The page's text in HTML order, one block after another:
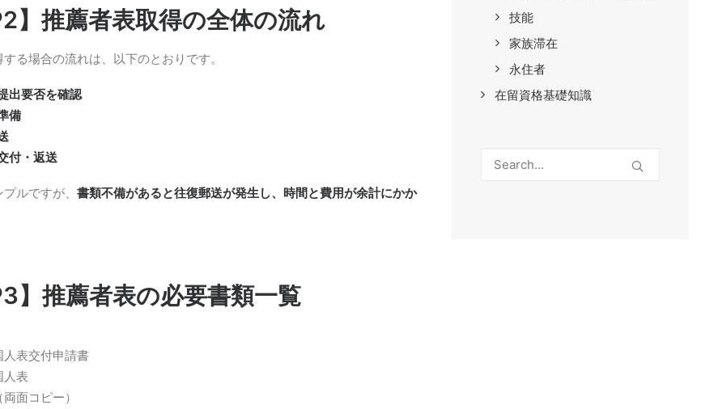
】推薦者表取得の全体の流れ
る場合の流れは、以下のとおりです。
要否を確認
備
付・返送
ルですが、 書類不備があると往復郵送が発生し、時間と費用が余計にかか
】推薦者表の必要書類一覧
人表交付申請書
人表
面コピー）
技能
家族滞在
永住者
在留資格基礎知識